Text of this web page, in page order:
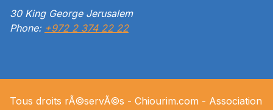
30 King George Jerusalem
Phone: +972 2 374 22 22
Tous droits rÃ©servÃ©s - Chiourim.com - Association